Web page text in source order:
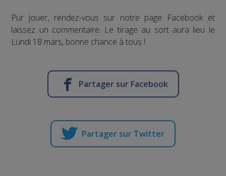
Pur jouer, rendez-vous sur notre page Facebook et
laissez un commentaire. Le tirage au sort aura lieu le
Lundi 18 mars, bonne chance à tous !
Partager sur Facebook
Partager sur Twitter